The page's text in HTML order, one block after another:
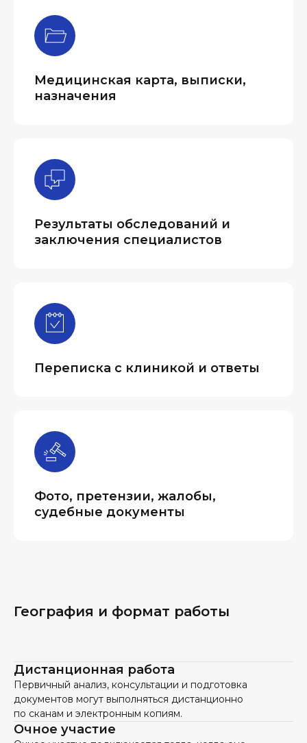
Медицинская карта, выписки,
назначения
Результаты обследований и
заключения специалистов
Переписка с клиникой и ответы
Фото, претензии, жалобы,
судебные документы
География и формат работы
Дистанционная работа
Первичный анализ, консультации и подготовка
документов могут выполняться дистанционно
по сканам и электронным копиям.
Очное участие